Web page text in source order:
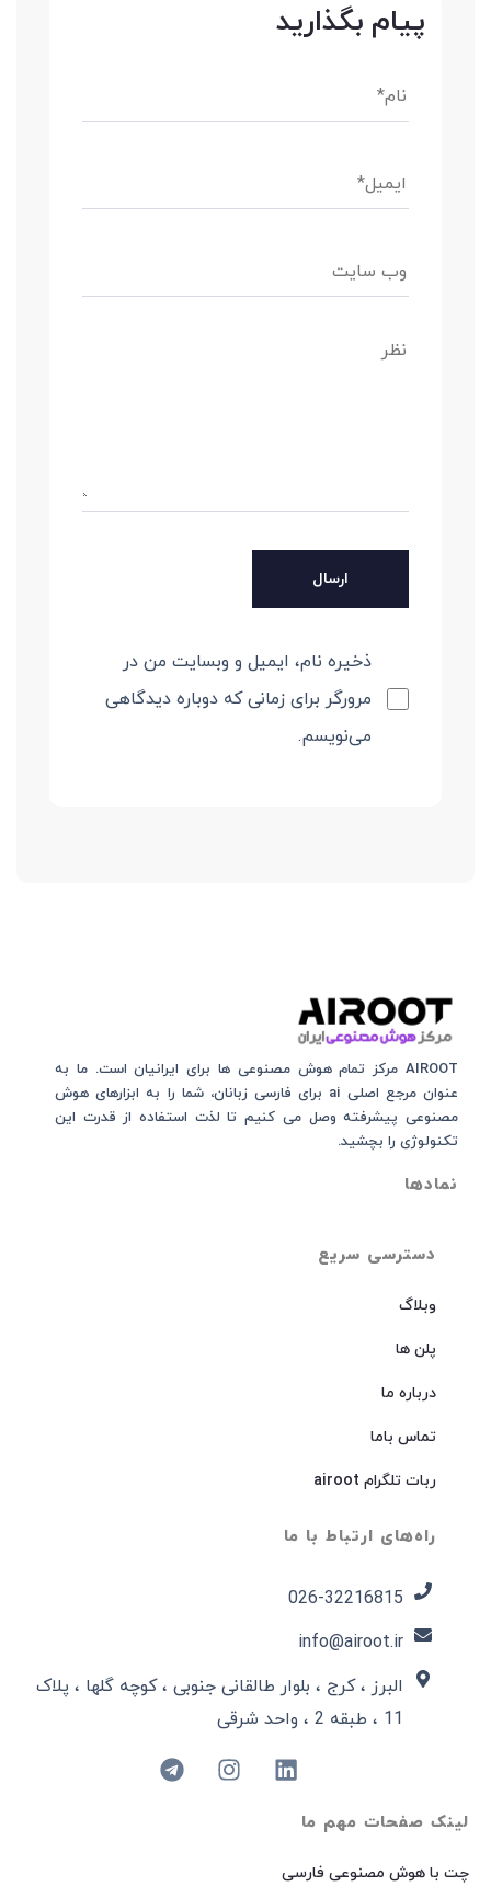
پیام بگذارید
ذخیره نام، ایمیل و وبسایت من در
مرورگر برای زمانی که دوباره دیدگاهی
می‌نویسم.
لینک صفحات مهم ما
چت با هوش مصنوعی فارسی
دسترسی سریع
وبلاگ
پلن ها
درباره ما
تماس باما
ربات تلگرام airoot
راه‌های ارتباط با ما
026-32216815​
info@airoot.ir
البرز ، کرج ، بلوار طالقانی جنوبی ، کوچه گلها ، پلاک
11 ، طبقه 2 ، واحد شرقی
AIROOT مرکز تمام هوش مصنوعی‌‌‌ ها برای ایرانیان است. ما به
عنوان مرجع اصلی ai برای فارسی زبانان، شما را به ابزارهای هوش
مصنوعی پیشرفته وصل می کنیم تا لذت استفاده از قدرت این
تکنولوژی را بچشید.
نمادها